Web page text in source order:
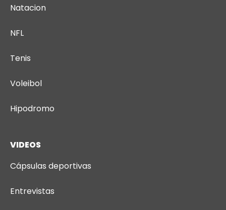
Natacion
NFL
Tenis
Voleibol
Hipodromo
VIDEOS
Cápsulas deportivas
Entrevistas